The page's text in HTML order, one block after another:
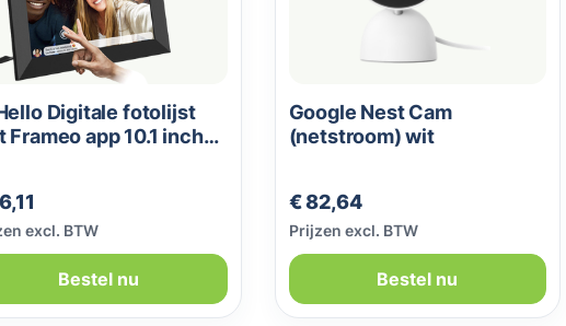
Digitale fotolijst
Frameo app 10.1 inch
prijs:
excl. BTW
Bestel nu
Google Nest Cam
(netstroom) wit
Normale prijs:
€ 82,64
Prijzen excl. BTW
Bestel nu